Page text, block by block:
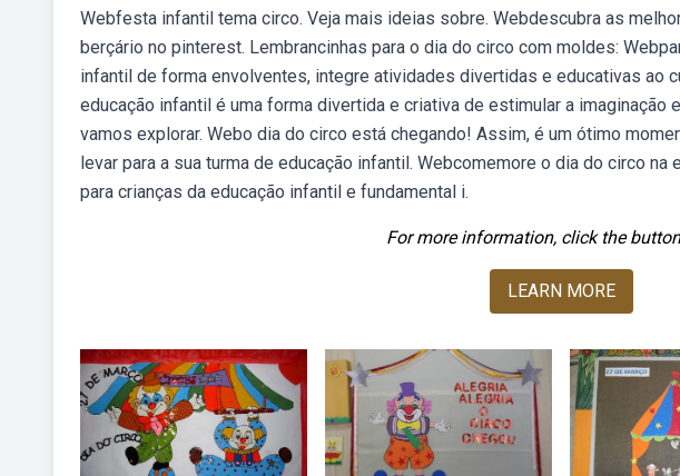
Webfesta infantil tema circo. Veja mais ideias sobre. Webdescubra as
berçário no pinterest. Lembrancinhas para o dia do circo com moldes:
infantil de forma envolventes, integre atividades divertidas e educativas ao
educação infantil é uma forma divertida e criativa de estimular a imaginação
vamos explorar. Webo dia do circo está chegando! Assim, é um ótimo
levar para a sua turma de educação infantil. Webcomemore o dia do circo
para crianças da educação infantil e fundamental i.
For more information, click the
LEARN MORE